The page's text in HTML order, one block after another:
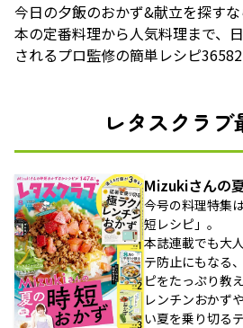
今日の夕飯のおかず&献立を探す
本の定番料理から人気料理まで、
されるプロ監修の簡単レシピ
レタスクラブ
Mizukiさんの
今号の料理特集
短レシピ」。
本誌連載でも大
テ防止にもなる
ピをたっぷり教
レンチンおかず
い夏を乗り切る